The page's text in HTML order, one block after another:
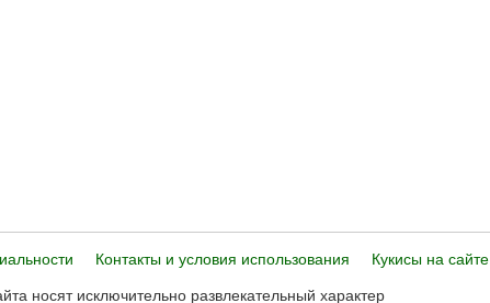
Контакты и условия использования Кукисы на сайте
носят исключительно развлекательный характер